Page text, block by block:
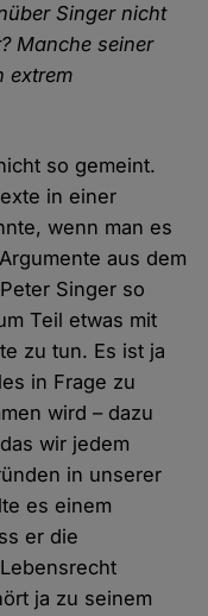
Singer nicht
Manche seiner
extrem
so gemeint.
in einer
wenn man es
aus dem
Singer so
Teil etwas mit
zu tun. Es ist ja
in Frage zu
wird – dazu
wir jedem
in unserer
es einem
er die
ja zu seinem